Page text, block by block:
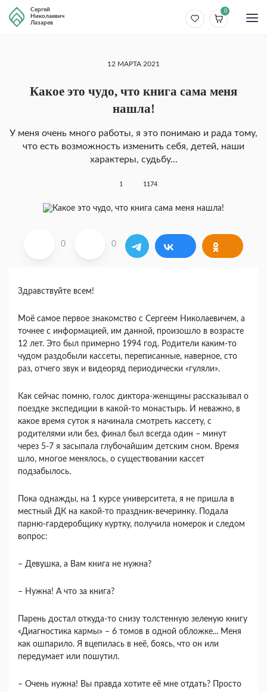
Сергей
Николаевич
Лазарев
0
12 МАРТА 2021
Какое это чудо, что книга сама меня
нашла!
У меня очень много работы, я это понимаю и рада тому,
что есть возможность изменить себя, детей, наши
характеры, судьбу...
1 1174
0 0
Здравствуйте всем!
Моё самое первое знакомство с Сергеем Николаевичем, а
точнее с информацией, им данной, произошло в возрасте
12 лет. Это был примерно 1994 год. Родители каким-то
чудом раздобыли кассеты, переписанные, наверное, сто
раз, отчего звук и видеоряд периодически «гуляли».
Как сейчас помню, голос диктора-женщины рассказывал о
поездке экспедиции в какой-то монастырь. И неважно, в
какое время суток я начинала смотреть кассету, с
родителями или без, финал был всегда один – минут
через 5-7 я засыпала глубочайшим детским сном. Время
шло, многое менялось, о существовании кассет
подзабылось.
Пока однажды, на 1 курсе университета, я не пришла в
местный ДК на какой-то праздник-вечеринку. Подала
парню-гардеробщику куртку, получила номерок и следом
вопрос:
– Девушка, а Вам книга не нужна?
– Нужна! А что за книга?
Парень достал откуда-то снизу толстенную зеленую книгу
«Диагностика кармы» – 6 томов в одной обложке... Меня
как ошпарило. Я вцепилась в неё, боясь, что он или
передумает или пошутил.
– Очень нужна! Вы правда хотите её мне отдать? Просто